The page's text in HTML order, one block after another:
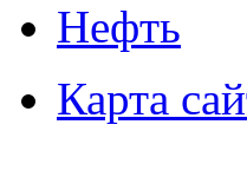
Нефть
Карта